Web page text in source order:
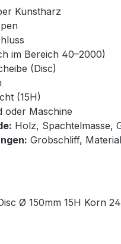
Kunstharz
im Bereich 40–2000)
(Disc)
(15H)
oder Maschine
Holz, Spachtelmasse,
Grobschliff,
Ø 150mm 15H Korn